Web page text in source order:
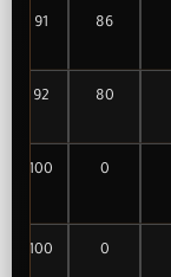
86
91
80
92
0
100
0
100